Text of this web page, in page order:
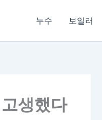
누수 보일러
생했다